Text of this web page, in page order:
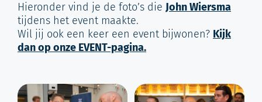
Hieronder vind je de foto’s die John Wiersma
tijdens het event maakte.
Wil jij ook een keer een event bijwonen? Kijk
dan op onze EVENT-pagina.